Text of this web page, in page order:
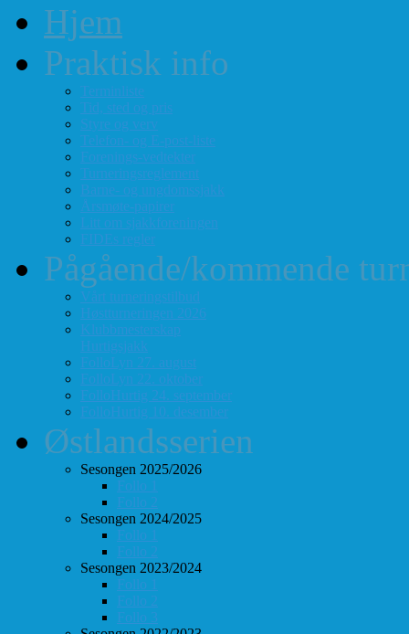
Hjem
Praktisk info
Terminliste
Tid, sted og pris
Styre og verv
Telefon- og E-post-liste
Forenings-vedtekter
Turneringsreglement
Barne- og ungdomssjakk
Årsmøte-papirer
Litt om sjakkforeningen
FIDEs regler
Pågående/kommende
Vårt turneringstilbud
Høstturneringen 2026
Klubbmesterskap
Hurtigsjakk
FolloLyn 27. august
FolloLyn 22. oktober
FolloHurtig 24. september
FolloHurtig 10. desember
Østlandsserien
Sesongen 2025/2026
Follo 1
Follo 2
Sesongen 2024/2025
Follo 1
Follo 2
Sesongen 2023/2024
Follo 1
Follo 2
Follo 3